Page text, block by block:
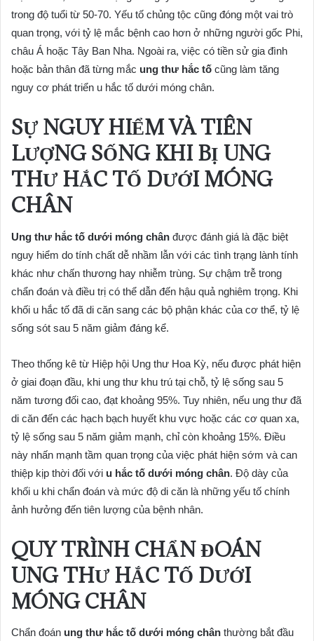
trong độ tuổi từ 50-70. Yếu tố chủng tộc cũng đóng một vai trò
quan trọng, với tỷ lệ mắc bệnh cao hơn ở những người gốc Phi,
châu Á hoặc Tây Ban Nha. Ngoài ra, việc có tiền sử gia đình
hoặc bản thân đã từng mắc ung thư hắc tố cũng làm tăng
nguy cơ phát triển u hắc tố dưới móng chân.
SỰ NGUY HIỂM VÀ TIÊN
LƯỢNG SỐNG KHI BỊ UNG
THƯ HẮC TỐ DƯỚI MÓNG
CHÂN
Ung thư hắc tố dưới móng chân được đánh giá là đặc biệt
nguy hiểm do tính chất dễ nhầm lẫn với các tình trạng lành tính
khác như chấn thương hay nhiễm trùng. Sự chậm trễ trong
chẩn đoán và điều trị có thể dẫn đến hậu quả nghiêm trọng. Khi
khối u hắc tố đã di căn sang các bộ phận khác của cơ thể, tỷ lệ
sống sót sau 5 năm giảm đáng kể.
Theo thống kê từ Hiệp hội Ung thư Hoa Kỳ, nếu được phát hiện
ở giai đoạn đầu, khi ung thư khu trú tại chỗ, tỷ lệ sống sau 5
năm tương đối cao, đạt khoảng 95%. Tuy nhiên, nếu ung thư đã
di căn đến các hạch bạch huyết khu vực hoặc các cơ quan xa,
tỷ lệ sống sau 5 năm giảm mạnh, chỉ còn khoảng 15%. Điều
này nhấn mạnh tầm quan trọng của việc phát hiện sớm và can
thiệp kịp thời đối với u hắc tố dưới móng chân. Độ dày của
khối u khi chẩn đoán và mức độ di căn là những yếu tố chính
ảnh hưởng đến tiên lượng của bệnh nhân.
QUY TRÌNH CHẨN ĐOÁN
UNG THƯ HẮC TỐ DƯỚI
MÓNG CHÂN
Chẩn đoán ung thư hắc tố dưới móng chân thường bắt đầu